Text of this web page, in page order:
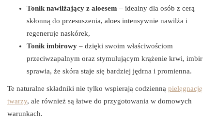
Tonik nawilżający z aloesem – idealny dla osób z cerą
skłonną do przesuszenia, aloes intensywnie nawilża i
regeneruje naskórek,
Tonik imbirowy – dzięki swoim właściwościom
przeciwzapalnym oraz stymulującym krążenie krwi, imbir
sprawia, że skóra staje się bardziej jędrna i promienna.
Te naturalne składniki nie tylko wspierają codzienną pielęgnację
twarzy, ale również są łatwe do przygotowania w domowych
warunkach.